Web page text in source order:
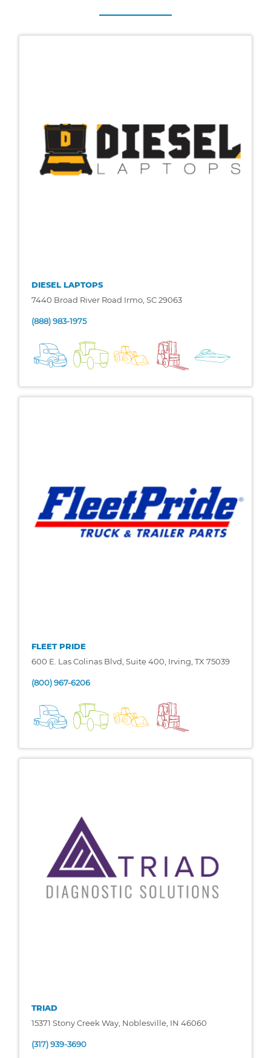
DIESEL LAPTOPS
7440 Broad River Road Irmo, SC 29063
(888) 983-1975
FLEET PRIDE
600 E. Las Colinas Blvd, Suite 400, Irving, TX 75039
(800) 967-6206
TRIAD
15371 Stony Creek Way, Noblesville, IN 46060
(317) 939-3690